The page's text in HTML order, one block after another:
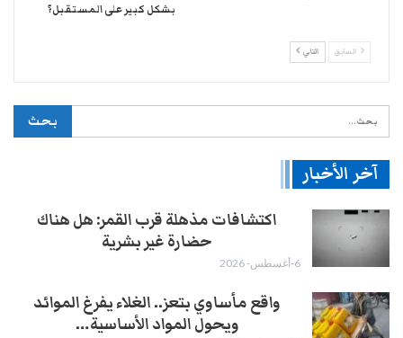
بشكل كبير على المستقبل؟
السابق التالي
آخر الأخبار
اكتشافات مذهلة قرب القمر: هل هناك
حضارة غير بشرية
6-أغسطس- 2026
واقع مأساوي بتعز.. الغلاء يفرغ الموائد
ويحول المواد الأساسية…